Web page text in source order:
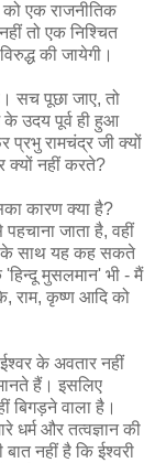
एक राजनीतिक
तो एक निश्चित
की जायेगी।
सच पूछा जाए, तो
उदय पूर्व ही हुआ
रामचंद्र जी क्यों
क्यों नहीं करते?
कारण क्या है?
जाता है, वहीं
के साथ यह कह सकते
मुसलमान' भी - मैं
राम, कृष्ण आदि को
के अवतार नहीं
हैं। इसलिए
बिगड़ने वाला है।
धर्म और तत्वज्ञान की
नहीं है कि ईश्वरी